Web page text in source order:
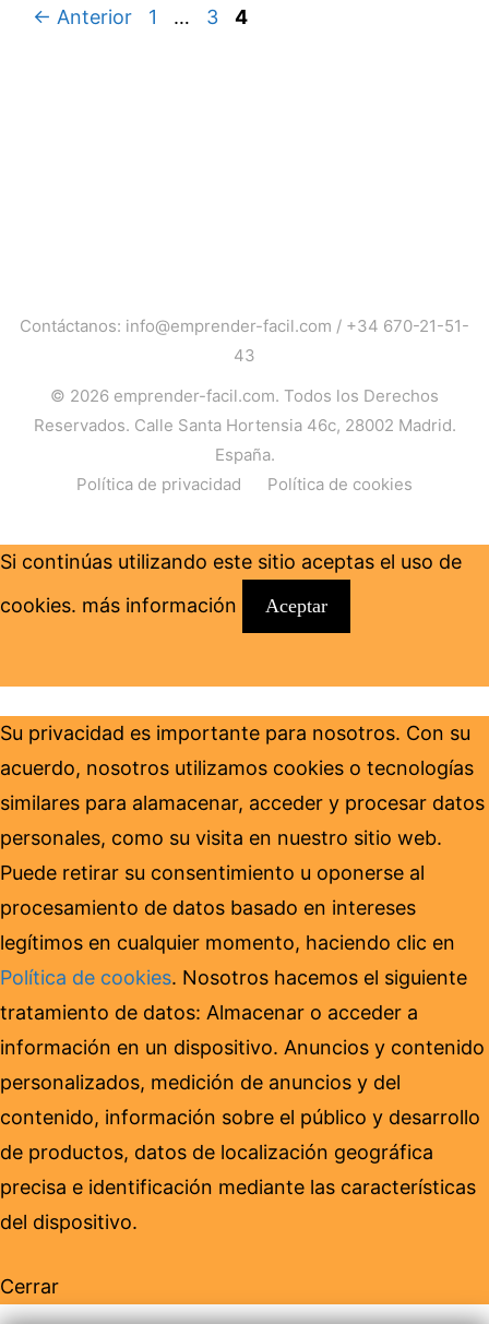
← Anterior Página
1 … Página
3 Página
4
Contáctanos: info@emprender-facil.com / +34 670-21-51-
43
© 2026 emprender-facil.com. Todos los Derechos
Reservados. Calle Santa Hortensia 46c, 28002 Madrid.
España.
Política de privacidad
Política de cookies
Si continúas utilizando este sitio aceptas el uso de
cookies. más información Aceptar
Su privacidad es importante para nosotros. Con su
acuerdo, nosotros utilizamos cookies o tecnologías
similares para alamacenar, acceder y procesar datos
personales, como su visita en nuestro sitio web.
Puede retirar su consentimiento u oponerse al
procesamiento de datos basado en intereses
legítimos en cualquier momento, haciendo clic en
Política de cookies. Nosotros hacemos el siguiente
tratamiento de datos: Almacenar o acceder a
información en un dispositivo. Anuncios y contenido
personalizados, medición de anuncios y del
contenido, información sobre el público y desarrollo
de productos, datos de localización geográfica
precisa e identificación mediante las características
del dispositivo.
Cerrar